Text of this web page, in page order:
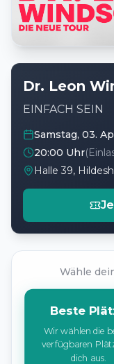
Dr. Leon
EINFACH SEIN
Samstag, 03.
20:00 Uhr
Halle 39,
Wähle
Beste
Wir wählen die
verfügbaren
dich aus.